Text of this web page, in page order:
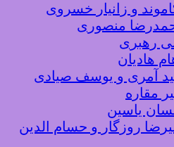
و زانیار خسروی
منصوری
رهبری
هادیان
آمری و یوسف صیادی
مقاره
یاسین
روزگار و حسام الدین